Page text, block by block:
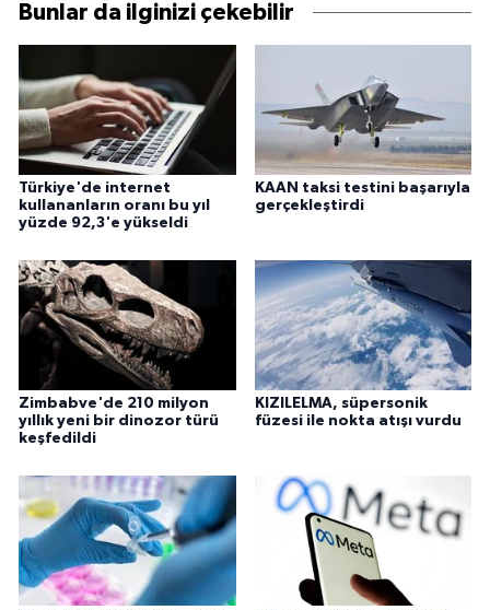
Bunlar da ilginizi çekebilir
Türkiye'de internet
kullananların oranı bu yıl
yüzde 92,3'e yükseldi
KAAN taksi testini başarıyla
gerçekleştirdi
Zimbabve'de 210 milyon
yıllık yeni bir dinozor türü
keşfedildi
KIZILELMA, süpersonik
füzesi ile nokta atışı vurdu